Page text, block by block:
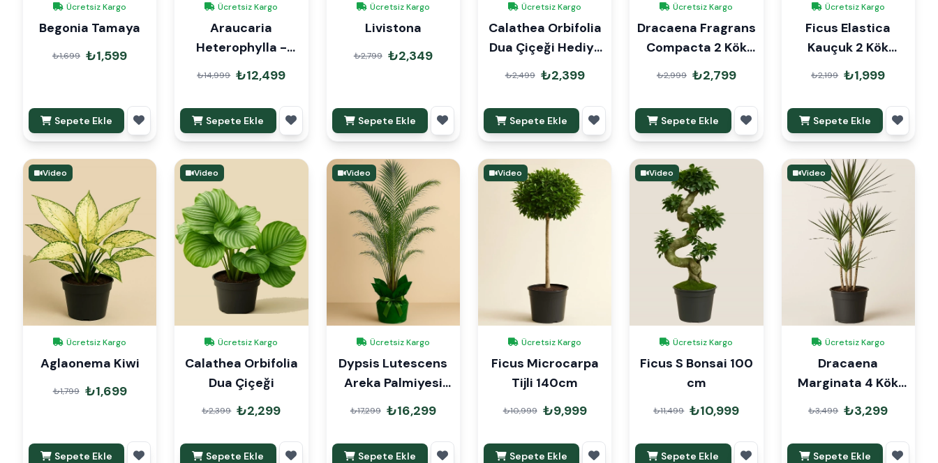
Ücretsiz Kargo
Begonia Tamaya
₺1,699 ₺1,599
Sepete Ekle
Ücretsiz Kargo
Araucaria
Heterophylla -
Arokarya Çam
160cm
₺14,999 ₺12,499
Sepete Ekle
Ücretsiz Kargo
Livistona
₺2,799 ₺2,349
Sepete Ekle
Ücretsiz Kargo
Calathea Orbifolia
Dua Çiçeği Hediye
Paketli
₺2,499 ₺2,399
Sepete Ekle
Ücretsiz Kargo
Dracaena Fragrans
Compacta 2 Kök
90cm
₺2,999 ₺2,799
Sepete Ekle
Ücretsiz Kargo
Ficus Elastica
Kauçuk 2 Kök
120cm
₺2,199 ₺1,999
Sepete Ekle
Video
Ücretsiz Kargo
Aglaonema Kiwi
₺1,799 ₺1,699
Sepete Ekle
Video
Ücretsiz Kargo
Calathea Orbifolia
Dua Çiçeği
₺2,399 ₺2,299
Sepete Ekle
Video
Ücretsiz Kargo
Dypsis Lutescens
Areka Palmiyesi
220 cm Hediye
Paketli
₺17,299 ₺16,299
Sepete Ekle
Video
Ücretsiz Kargo
Ficus Microcarpa
Tijli 140cm
₺10,999 ₺9,999
Sepete Ekle
Video
Ücretsiz Kargo
Ficus S Bonsai 100
cm
₺11,499 ₺10,999
Sepete Ekle
Video
Ücretsiz Kargo
Dracaena
Marginata 4 Kök
140cm
₺3,499 ₺3,299
Sepete Ekle